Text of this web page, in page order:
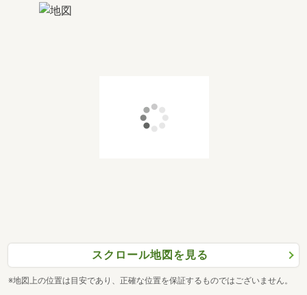
スクロール地図を見る
※地図上の位置は目安であり、正確な位置を保証するものではございません。